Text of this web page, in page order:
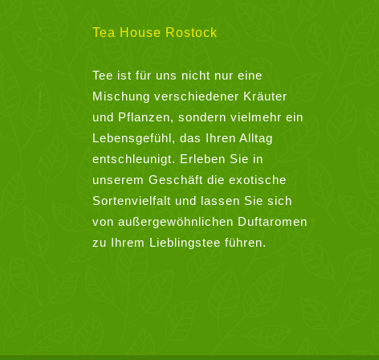
Die
können
auf
der
Produktseite
gewählt
werden
Tea House Rostock
Tee ist für uns nicht nur eine
Mischung verschiedener Kräuter
und Pflanzen, sondern vielmehr ein
Lebensgefühl, das Ihren Alltag
entschleunigt. Erleben Sie in
unserem Geschäft die exotische
Sortenvielfalt und lassen Sie sich
von außergewöhnlichen Duftaromen
zu Ihrem Lieblingstee führen.